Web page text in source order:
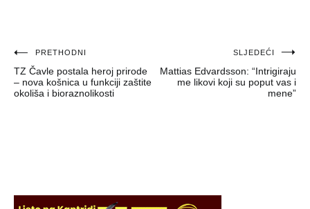
Navigacija
objava
PRETHODNI
TZ Čavle postala heroj prirode
– nova košnica u funkciji zaštite
okoliša i bioraznolikosti
SLJEDEĆI
Mattias Edvardsson: “Intrigiraju
me likovi koji su poput vas i
mene”